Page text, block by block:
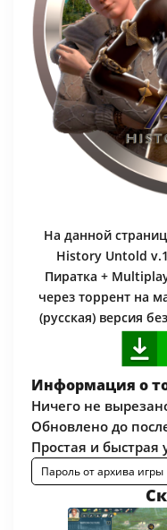
На данной
History Untold
Пиратка +
через торрент на
(русская) версия
Информация о
Ничего не
Обновлено до
Простая и быстрая
Пароль от архива игры